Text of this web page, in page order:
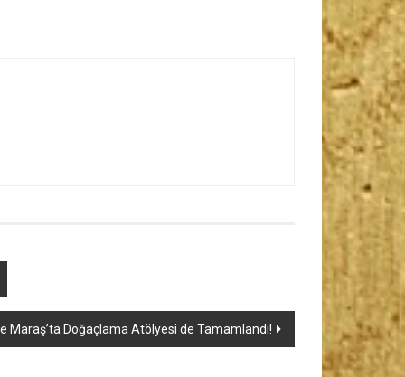
Maraş’ta Doğaçlama Atölyesi de Tamamlandı!